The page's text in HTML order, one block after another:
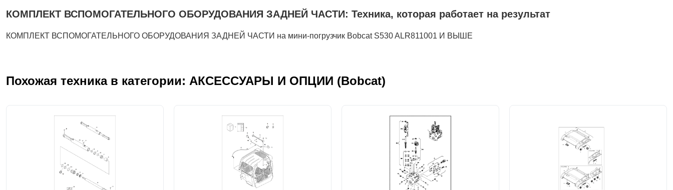
КОМПЛЕКТ ВСПОМОГАТЕЛЬНОГО ОБОРУДОВАНИЯ ЗАДНЕЙ ЧАСТИ: Техника, которая работает на результат
КОМПЛЕКТ ВСПОМОГАТЕЛЬНОГО ОБОРУДОВАНИЯ ЗАДНЕЙ ЧАСТИ на мини-погрузчик Bobcat S530 ALR811001 И ВЫШЕ
Похожая техника в категории: АКСЕСCУАРЫ И ОПЦИИ (Bobcat)